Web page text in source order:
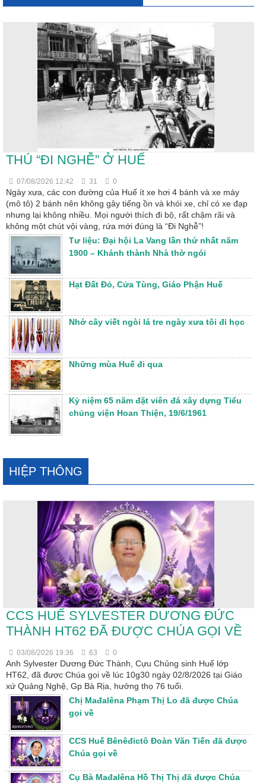
THÚ “ĐI NGHỄ” Ở HUẾ
07/08/2026 12:42 31 0
Ngày xưa, các con đường của Huế ít xe hơi 4 bánh và xe máy
(mô tô) 2 bánh nên không gây tiếng ồn và khói xe, chỉ có xe đạp
nhưng lại không nhiều. Mọi người thích đi bộ, rất chậm rãi và
không một chút vội vàng, rứa mới đúng là “Đi Nghễ”!
Tư liệu: Đại hội La Vang lần thứ nhất năm
1900 – Khánh thành Nhà thờ ngói
Hạt Đất Đỏ, Cửa Tùng, Giáo Phận Huế
Nhớ cây viết ngòi lá tre ngày xưa tôi đi học
Những mùa Huế đi qua
Kỷ niệm 65 năm đặt viên đá xây dựng Tiểu
chủng viện Hoan Thiện, 19/6/1961
HIỆP THÔNG
CCS HUẾ SYLVESTER DƯƠNG ĐỨC
THÀNH HT62 ĐÃ ĐƯỢC CHÚA GỌI VỀ
03/08/2026 19:36 63 0
Anh Sylvester Dương Đức Thành, Cựu Chủng sinh Huế lớp
HT62, đã được Chúa gọi về lúc 10g30 ngày 02/8/2026 tại Giáo
xứ Quảng Nghệ, Gp Bà Rịa, hưởng thọ 76 tuổi.
Chị Mađalêna Phạm Thị Lo đã được Chúa
gọi về
CCS Huế Bênêđictô Đoàn Văn Tiến đã được
Chúa gọi về
Cụ Bà Mađalêna Hồ Thị Thị đã được Chúa